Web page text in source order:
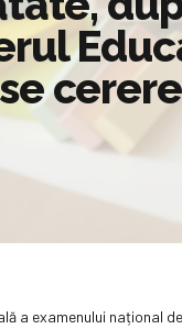
a examenului național